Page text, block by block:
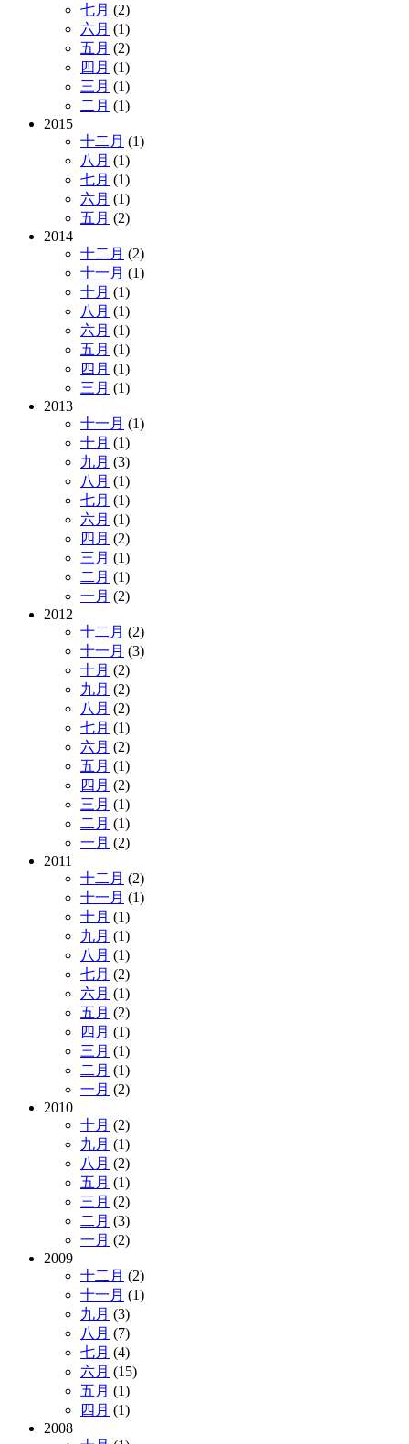
七月 (2)
六月 (1)
五月 (2)
四月 (1)
三月 (1)
二月 (1)
2015
十二月 (1)
八月 (1)
七月 (1)
六月 (1)
五月 (2)
2014
十二月 (2)
十一月 (1)
十月 (1)
八月 (1)
六月 (1)
五月 (1)
四月 (1)
三月 (1)
2013
十一月 (1)
十月 (1)
九月 (3)
八月 (1)
七月 (1)
六月 (1)
四月 (2)
三月 (1)
二月 (1)
一月 (2)
2012
十二月 (2)
十一月 (3)
十月 (2)
九月 (2)
八月 (2)
七月 (1)
六月 (2)
五月 (1)
四月 (2)
三月 (1)
二月 (1)
一月 (2)
2011
十二月 (2)
十一月 (1)
十月 (1)
九月 (1)
八月 (1)
七月 (2)
六月 (1)
五月 (2)
四月 (1)
三月 (1)
二月 (1)
一月 (2)
2010
十月 (2)
九月 (1)
八月 (2)
五月 (1)
三月 (2)
二月 (3)
一月 (2)
2009
十二月 (2)
十一月 (1)
九月 (3)
八月 (7)
七月 (4)
六月 (15)
五月 (1)
四月 (1)
2008